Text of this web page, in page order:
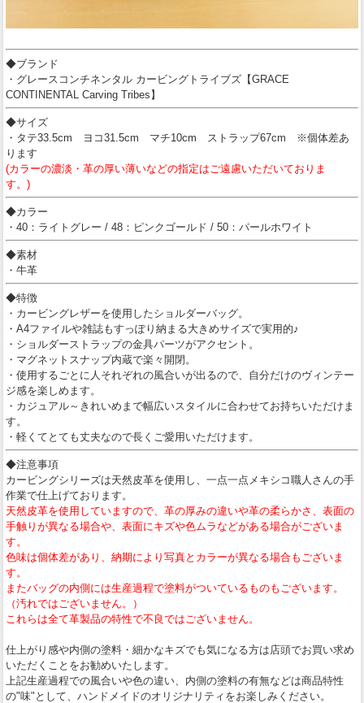
◆ブランド
・グレースコンチネンタル カービングトライブズ【GRACE
CONTINENTAL Carving Tribes】
◆サイズ
・タテ33.5cm ヨコ31.5cm マチ10cm ストラップ67cm ※個体差あ
ります
(カラーの濃淡・革の厚い薄いなどの指定はご遠慮いただいておりま
す。)
◆カラー
・40：ライトグレー / 48：ピンクゴールド / 50：パールホワイト
◆素材
・牛革
◆特徴
・カービングレザーを使用したショルダーバッグ。
・A4ファイルや雑誌もすっぽり納まる大きめサイズで実用的♪
・ショルダーストラップの金具パーツがアクセント。
・マグネットスナップ内蔵で楽々開閉。
・使用するごとに人それぞれの風合いが出るので、自分だけのヴィンテー
ジ感を楽しめます。
・カジュアル～きれいめまで幅広いスタイルに合わせてお持ちいただけま
す。
・軽くてとても丈夫なので長くご愛用いただけます。
◆注意事項
カービングシリーズは天然皮革を使用し、一点一点メキシコ職人さんの手
作業で仕上げております。
天然皮革を使用していますので、革の厚みの違いや革の柔らかさ、表面の
手触りが異なる場合や、表面にキズや色ムラなどがある場合がございま
す。
色味は個体差があり、納期により写真とカラーが異なる場合もございま
す。
またバッグの内側には生産過程で塗料がついているものもございます。
（汚れではございません。）
これらは全て革製品の特性で不良ではございません。
仕上がり感や内側の塗料・細かなキズでも気になる方は店頭でお買い求め
いただくことをお勧めいたします。
上記生産過程での風合いや色の違い、内側の塗料の有無などは商品特性
の"味"として、ハンドメイドのオリジナリティをお楽しみください。